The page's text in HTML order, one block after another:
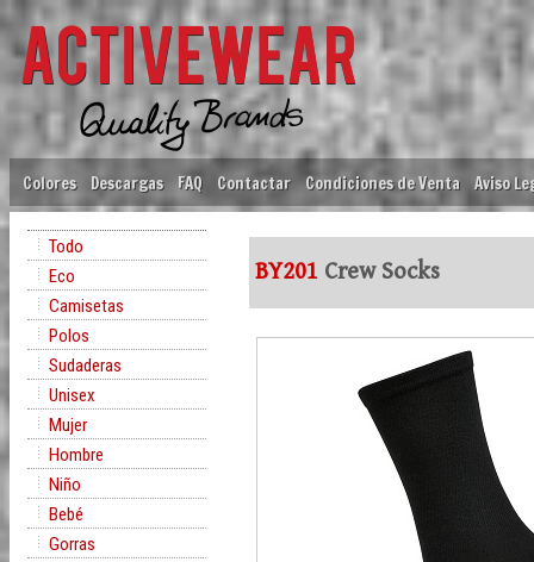
Colores Descargas FAQ Contactar Condiciones de Venta Aviso
Todo
Eco
Camisetas
Polos
Sudaderas
Unisex
Mujer
Hombre
Niño
Bebé
Gorras
BY201 Crew Socks